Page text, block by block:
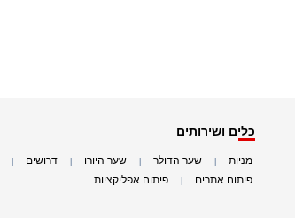
כלים ושירותים
מניות שער הדולר שער היורו דרושים
פיתוח אתרים פיתוח אפליקציות